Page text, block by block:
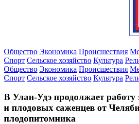
Общество Экономика Происшествия
Спорт Сельское хозяйство Культура
Общество Экономика Происшествия
Спорт Сельское хозяйство Культура
В Улан‑Удэ продолжает
и плодовых саженцев от
плодопитомника